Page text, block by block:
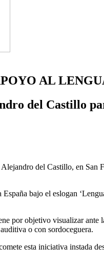
AL
del Castillo
del Castillo, en San
bajo el eslogan
por objetivo visualizar
o con sordoceguera.
esta iniciativa instada